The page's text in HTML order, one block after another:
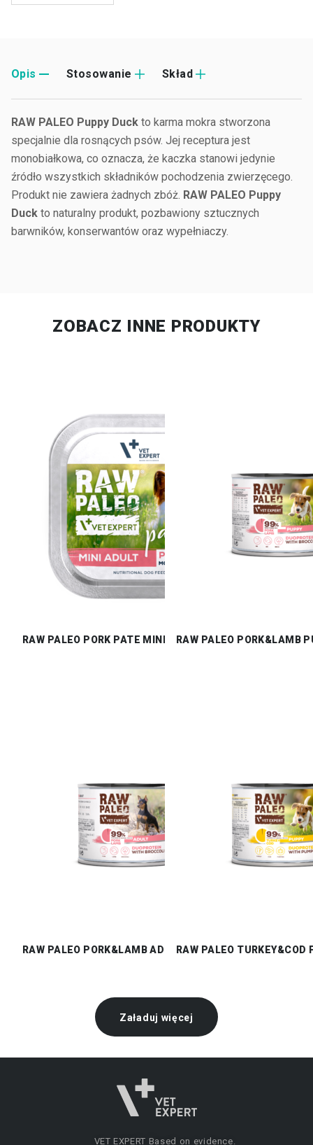
Opis Stosowanie Skład
RAW PALEO Puppy Duck to karma mokra stworzona
specjalnie dla rosnących psów. Jej receptura jest
monobiałkowa, co oznacza, że kaczka stanowi jedynie
źródło wszystkich składników pochodzenia zwierzęcego.
Produkt nie zawiera żadnych zbóż. RAW PALEO Puppy
Duck to naturalny produkt, pozbawiony sztucznych
barwników, konserwantów oraz wypełniaczy.
ZOBACZ INNE PRODUKTY
RAW PALEO PORK PATE MINI ADULTRAW PALEO PORK&LAMB
RAW PALEO PORK&LAMB ADULT CANRAW PALEO TURKEY&COD
Załaduj więcej
VET EXPERT Based on evidence.